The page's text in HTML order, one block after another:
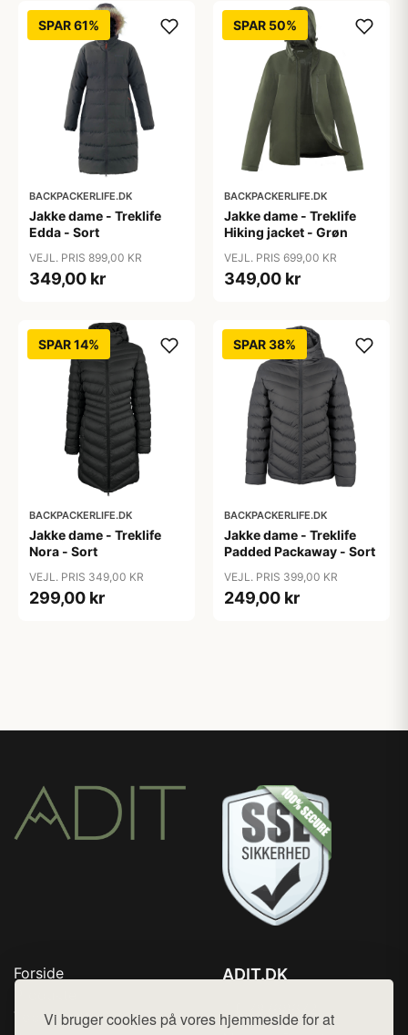
Vi bruger cookies på vores hjemmeside for at
SPAR 61%
BACKPACKERLIFE.DK
Jakke dame - Treklife
Edda - Sort
VEJL. PRIS 899,00 KR
349,00 kr
SPAR 50%
BACKPACKERLIFE.DK
Jakke dame - Treklife
Hiking jacket - Grøn
VEJL. PRIS 699,00 KR
349,00 kr
SPAR 14%
BACKPACKERLIFE.DK
Jakke dame - Treklife
Nora - Sort
VEJL. PRIS 349,00 KR
299,00 kr
SPAR 38%
BACKPACKERLIFE.DK
Jakke dame - Treklife
Padded Packaway - Sort
VEJL. PRIS 399,00 KR
249,00 kr
Forside
Top Rabatter
ADIT.DK